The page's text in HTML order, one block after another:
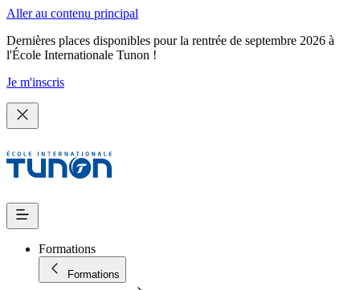
Aller au contenu principal
Dernières places disponibles pour la rentrée de septembre 2026 à
l'École Internationale Tunon !
Je m'inscris
Formations
Formations